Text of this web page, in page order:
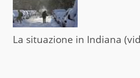
La situazione in Indiana